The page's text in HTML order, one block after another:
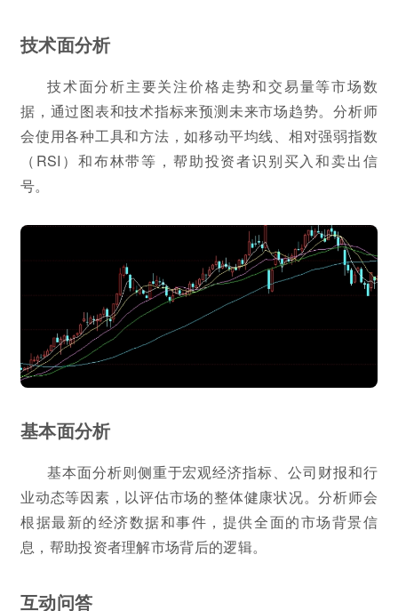
技术面分析
技术面分析主要关注价格走势和交易量等市场数
据，通过图表和技术指标来预测未来市场趋势。分析师
会使用各种工具和方法，如移动平均线、相对强弱指数
（RSI）和布林带等，帮助投资者识别买入和卖出信
号。
基本面分析
基本面分析则侧重于宏观经济指标、公司财报和行
业动态等因素，以评估市场的整体健康状况。分析师会
根据最新的经济数据和事件，提供全面的市场背景信
息，帮助投资者理解市场背后的逻辑。
互动问答